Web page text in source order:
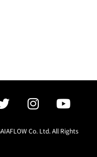
Co. Ltd. All Rights